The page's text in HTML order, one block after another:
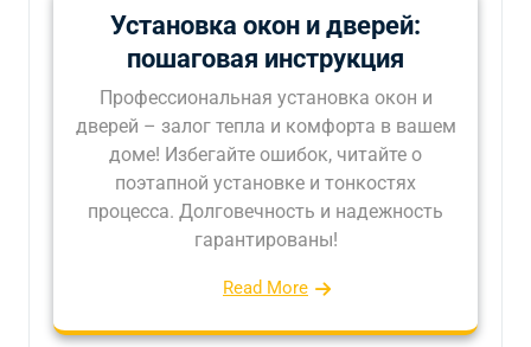
Установка окон и дверей:
пошаговая инструкция
Профессиональная установка окон и
дверей – залог тепла и комфорта в вашем
доме! Избегайте ошибок, читайте о
поэтапной установке и тонкостях
процесса. Долговечность и надежность
гарантированы!
Read More